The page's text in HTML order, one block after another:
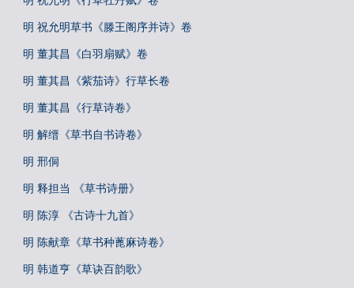
明 祝允明草书《滕王阁序并诗》卷
明 董其昌《白羽扇赋》卷
明 董其昌《紫茄诗》行草长卷
明 董其昌《行草诗卷》
明 解缙《草书自书诗卷》
明 邢侗
明 释担当 《草书诗册》
明 陈淳 《古诗十九首》
明 陈献章《草书种蓖麻诗卷》
明 韩道亨《草诀百韵歌》